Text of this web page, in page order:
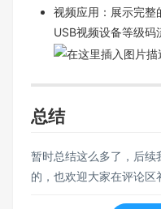
视频应用：展示完
USB视频设备等级码
总结
暂时总结这么多了，后
的，也欢迎大家在评论区